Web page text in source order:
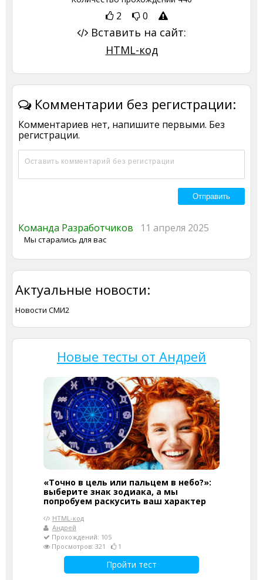
2 0
Вставить на сайт:
HTML-код
Комментарии без регистрации:
Комментариев нет, напишите первыми. Без
регистрации.
Команда Разработчиков 11 апреля 2025
Мы старались для вас
Актуальные новости:
Новости СМИ2
Новые тесты от Андрей
«Точно в цель или пальцем в небо?»:
выберите знак зодиака, а мы
попробуем раскусить ваш характер
HTML-код
Андрей
Прохождений: 105
Просмотров: 321
1
Пройти тест